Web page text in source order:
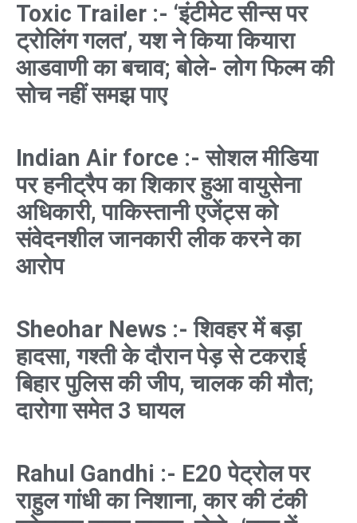
Toxic Trailer :- ‘इंटीमेट सीन्स पर
ट्रोलिंग गलत’, यश ने किया कियारा
आडवाणी का बचाव; बोले- लोग फिल्म की
सोच नहीं समझ पाए
Indian Air force :- सोशल मीडिया
पर हनीट्रैप का शिकार हुआ वायुसेना
अधिकारी, पाकिस्तानी एजेंट्स को
संवेदनशील जानकारी लीक करने का
आरोप
Sheohar News :- शिवहर में बड़ा
हादसा, गश्ती के दौरान पेड़ से टकराई
बिहार पुलिस की जीप, चालक की मौत;
दारोगा समेत 3 घायल
Rahul Gandhi :- E20 पेट्रोल पर
राहुल गांधी का निशाना, कार की टंकी